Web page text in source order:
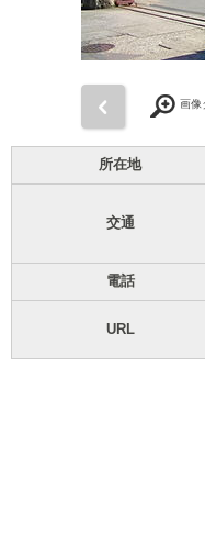
画像
所在地
交通
電話
URL